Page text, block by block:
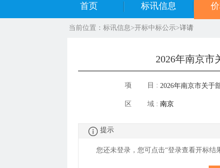
首页 标讯信息
集采标讯动态
集采标讯项目
医院标讯动态
开
目
当前位置： 标讯信息>开标中标公示>详请
2026年南京市
项 目 : 2026年南京市关于
格调整表2026.4.15
区 域 : 南京
提示
您还未登录，您可点击“登录查看开标结